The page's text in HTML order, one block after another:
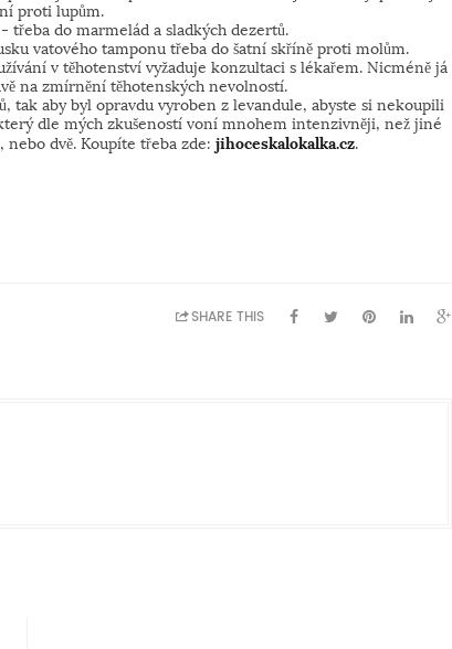
proti lupům.
třeba do marmelád a sladkých dezertů.
vatového tamponu třeba do šatní skříně proti molům.
v těhotenství vyžaduje konzultaci s lékařem. Nicméně já
na zmírnění těhotenských nevolností.
tak aby byl opravdu vyroben z levandule, abyste si nekoupili
dle mých zkušeností voní mnohem intenzivněji, než jiné
nebo dvě. Koupíte třeba zde: jihoceskalokalka.cz.
SHARE THIS